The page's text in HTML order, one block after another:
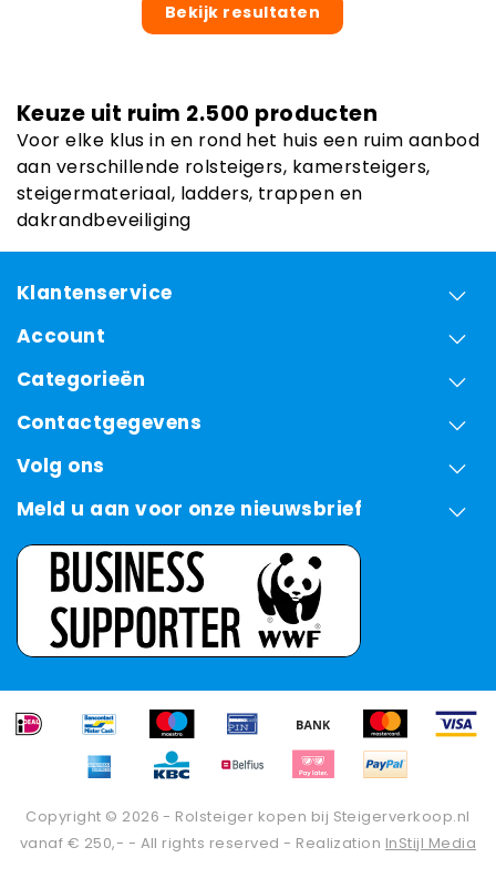
Bekijk resultaten
Keuze uit ruim 2.500 producten
Voor elke klus in en rond het huis een ruim aanbod
aan verschillende rolsteigers, kamersteigers,
steigermateriaal, ladders, trappen en
dakrandbeveiliging
Klantenservice
Account
Categorieën
Contactgegevens
Volg ons
Meld u aan voor onze nieuwsbrief
Copyright © 2026 - Rolsteiger kopen bij Steigerverkoop.nl
vanaf € 250,- - All rights reserved - Realization InStijl Media